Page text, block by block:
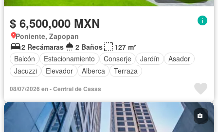
$ 6,500,000 MXN
Poniente, Zapopan
2 Recámaras
2 Baños
127 m²
Balcón
Estacionamiento Conserje Jardín
Asador
Jacuzzi
Elevador Alberca Terraza
08/07/2026 en - Central de Casas